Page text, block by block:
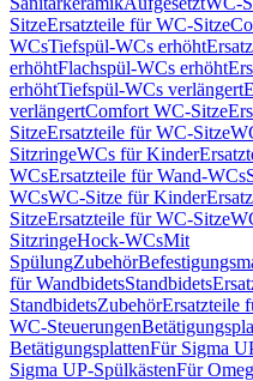
SitzeErsatzteile für WC-Sitze
WCsTiefspül-WCs erhöht
erhöhtFlachspül-WCs erhöht
erhöhtTiefspül-WCs verlängert
verlängertComfort WC-Sitze
SitzeErsatzteile für WC-Sitze
SitzringeWCs für Kinder
WCsErsatzteile für Wand-WCs
WCsWC-Sitze für Kinder
SitzeErsatzteile für WC-Sitze
SitzringeHock-WCsMit
SpülungZubehör
für WandbidetsStandbidets
StandbidetsZubehörErsatzteile
WC-Steuerungen
BetätigungsplattenFür Sigma
Sigma UP-SpülkästenFür